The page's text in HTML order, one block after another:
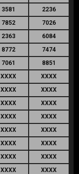
3581
2236
7852
7026
2363
6084
8772
7474
7061
8851
XXXX
XXXX
XXXX
XXXX
XXXX
XXXX
XXXX
XXXX
XXXX
XXXX
XXXX
XXXX
XXXX
XXXX
XXXX
XXXX